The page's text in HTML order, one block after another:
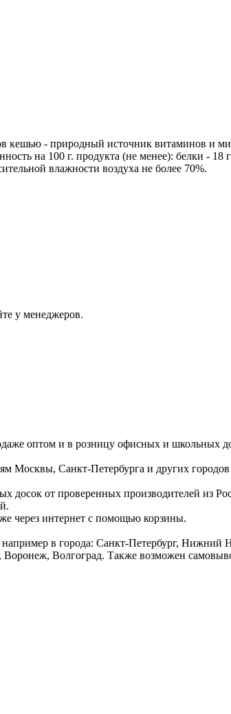
- природный источник витаминов и
на 100 г. продукта (не менее): белки - 18
влажности воздуха не более 70%.
у менеджеров.
оптом и в розницу офисных и школьных
Москвы, Санкт-Петербурга и других
досок от проверенных производителей
через интернет с помощью корзины.
в города: Санкт-Петербург,
Волгоград. Также возможен